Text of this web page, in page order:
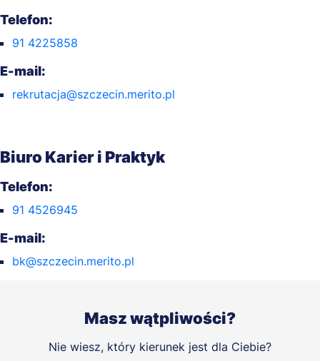
Telefon:
91 4225858
E-mail:
rekrutacja@szczecin.merito.pl
Biuro Karier i Praktyk
Telefon:
91 4526945
E-mail:
bk@szczecin.merito.pl
Masz wątpliwości?
Nie wiesz, który kierunek jest dla Ciebie?